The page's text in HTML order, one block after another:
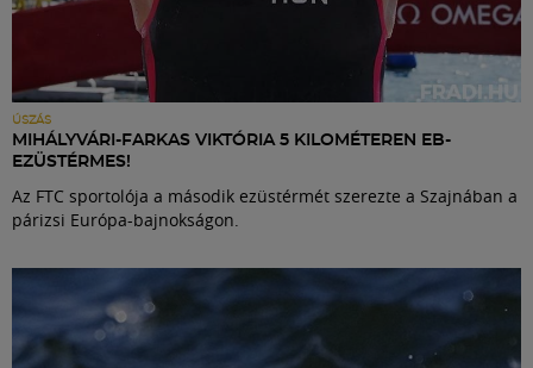
ÚSZÁS
MIHÁLYVÁRI-FARKAS VIKTÓRIA 5 KILOMÉTEREN EB-
EZÜSTÉRMES!
Az FTC sportolója a második ezüstérmét szerezte a Szajnában a
párizsi Európa-bajnokságon.